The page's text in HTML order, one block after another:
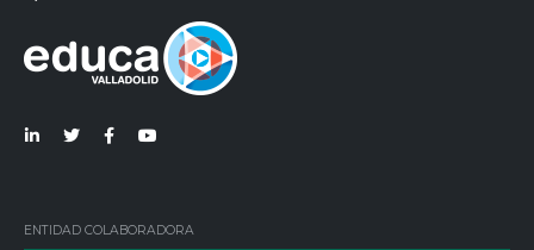
ENTIDAD COLABORADORA